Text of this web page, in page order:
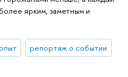
ярким, заметным и
репортаж о событии